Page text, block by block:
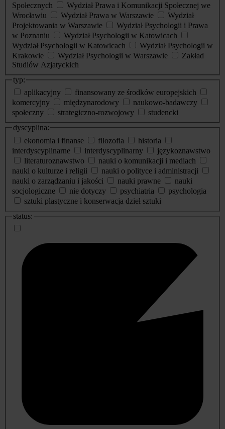
Społecznych
Wydział Prawa i Komunikacji Społecznej we
Wrocławiu
Wydział Prawa w Warszawie
Wydział
Projektowania w Warszawie
Wydział Psychologii i Prawa
w Poznaniu
Wydział Psychologii w Katowicach
Wydział Psychologii w Katowicach
Wydział Psychologii w
Krakowie
Wydział Psychologii w Warszawie
Zakład
Studiów Azjatyckich
typ:
aplikacyjny
finansowany ze środków europejskich
komercyjny
międzynarodowy
naukowo-badawczy
społeczny
strategiczno-rozwojowy
studencki
dyscyplina:
ekonomia i finanse
filozofia
historia
interdyscyplinarne
interdyscyplinarny
językoznawstwo
literaturoznawstwo
nauki o komunikacji i mediach
nauki o kulturze i religii
nauki o polityce i administracji
nauki o zarządzaniu i jakości
nauki prawne
nauki
socjologiczne
nie dotyczy psychiatria
psychologia
sztuki plastyczne i konserwacja dzieł sztuki
status: